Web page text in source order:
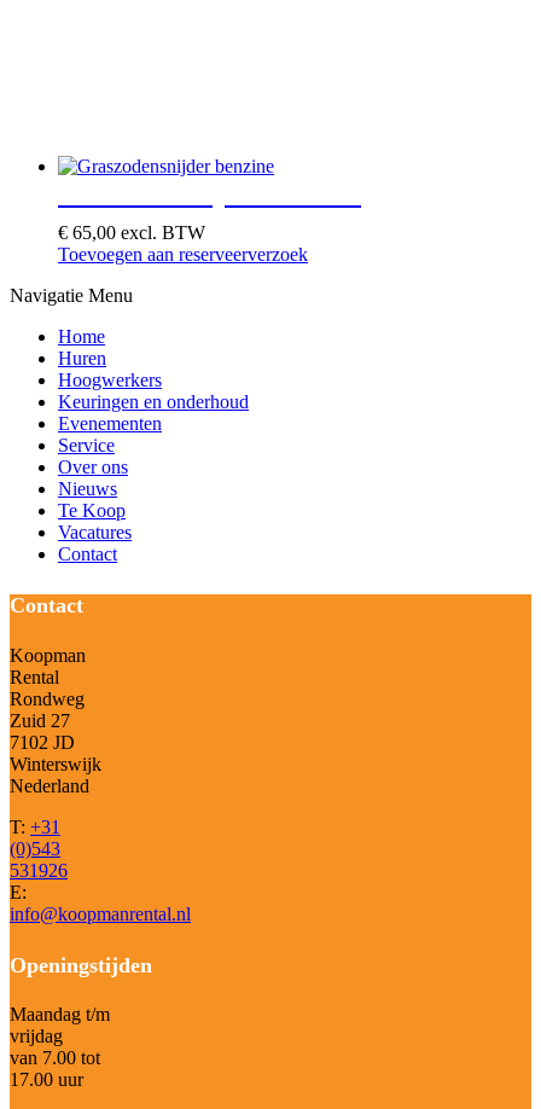
€ 65,00 excl. BTW
Toevoegen aan reserveerverzoek
Navigatie Menu
Home
Huren
Hoogwerkers
Keuringen en onderhoud
Evenementen
Service
Over ons
Nieuws
Te Koop
Vacatures
Contact
Contact
Koopman
Rental
Rondweg
Zuid 27
7102 JD
Winterswijk
Nederland
T: +31
(0)543
531926
E:
info@koopmanrental.nl
Openingstijden
Maandag t/m
vrijdag
van 7.00 tot
17.00 uur